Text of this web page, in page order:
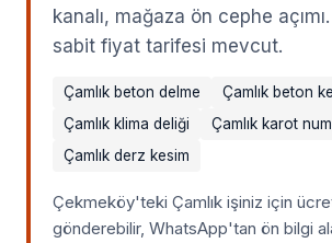
kanalı, mağaza ön cephe
sabit fiyat tarifesi mevcut.
Çamlık beton delme
Çamlık beton
Çamlık klima deliği
Çamlık karot
Çamlık derz kesim
Çekmeköy'teki Çamlık işiniz için
gönderebilir, WhatsApp'tan ön bilgi